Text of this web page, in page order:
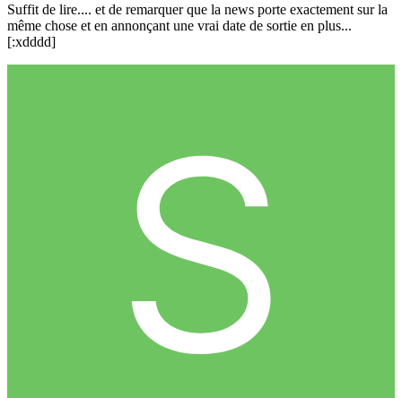
Suffit de lire.... et de remarquer que la news porte exactement sur la
même chose et en annonçant une vrai date de sortie en plus...
[:xdddd]